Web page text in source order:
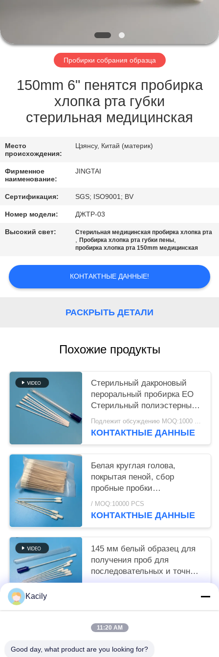
КОНТРОЛЬ
КАЧЕСТВА
СВЯЖИТЕСЬ
НАМИ
НОВОСТИ
СЛУЧАИ
ЦИТАТУ
САЙТА
Пробирки собрания образца
150mm 6" пенятся пробирка
хлопка рта губки
стерильная медицинская
Место
происхождения:
Цзянсу, Китай (материк)
Фирменное
наименование:
JINGTAI
Сертификация: SGS; ISO9001; BV
Номер модели: ДЖТР-03
Высокий свет: Стерильная медицинская пробирка хлопка рта
,Пробирка хлопка рта губки пены,
пробирка хлопка рта 150mm медицинская
КОНТАКТНЫЕ ДАННЫЕ!
РАСКРЫТЬ ДЕТАЛИ
Похожие продукты
Стерильный дакроновый
пероральный пробирка EO
Стерильный полиэстерный
пробирка для сбора проб
VTM Kit
КОНТАКТНЫЕ ДАННЫЕ
Белая круглая голова,
покрытая пеной, сбор
пробные пробки
хлопчатобумажные бутоны
деревянная ручка
/ MOQ:10000 PCS
КОНТАКТНЫЕ ДАННЫЕ
145 мм белый образец для
получения проб для
последовательных и точных
результатов отбора проб
Kacily
11:20 AM
Good day, what product are you looking for?